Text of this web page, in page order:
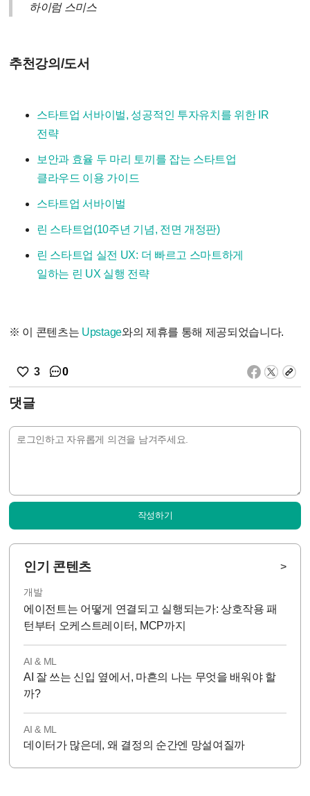
하이럼 스미스
추천강의/도서
스타트업 서바이벌, 성공적인 투자유치를 위한 IR
전략
보안과 효율 두 마리 토끼를 잡는 스타트업
클라우드 이용 가이드
스타트업 서바이벌
린 스타트업(10주년 기념, 전면 개정판)
린 스타트업 실전 UX: 더 빠르고 스마트하게
일하는 린 UX 실행 전략
※ 이 콘텐츠는 Upstage와의 제휴를 통해 제공되었습니다.
3 0
댓글
작성하기
인기 콘텐츠 >
개발
에이전트는 어떻게 연결되고 실행되는가: 상호작용 패
턴부터 오케스트레이터, MCP까지
AI & ML
AI 잘 쓰는 신입 옆에서, 마흔의 나는 무엇을 배워야 할
까?
AI & ML
데이터가 많은데, 왜 결정의 순간엔 망설여질까